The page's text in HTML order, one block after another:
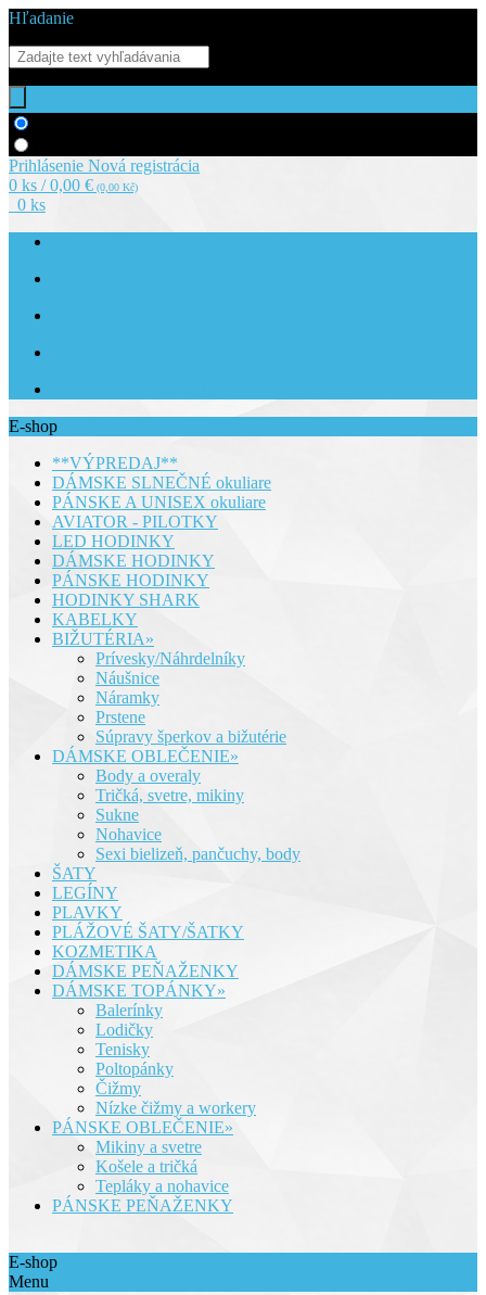
Hľadanie
Prihlásenie Nová registrácia
0 ks / 0,00 € (0,00 Kč)
0 ks
E-shop
**VÝPREDAJ**
DÁMSKE SLNEČNÉ okuliare
PÁNSKE A UNISEX okuliare
AVIATOR - PILOTKY
LED HODINKY
DÁMSKE HODINKY
PÁNSKE HODINKY
HODINKY SHARK
KABELKY
BIŽUTÉRIA»
Prívesky/Náhrdelníky
Náušnice
Náramky
Prstene
Súpravy šperkov a bižutérie
DÁMSKE OBLEČENIE»
Body a overaly
Tričká, svetre, mikiny
Sukne
Nohavice
Sexi bielizeň, pančuchy, body
ŠATY
LEGÍNY
PLAVKY
PLÁŽOVÉ ŠATY/ŠATKY
KOZMETIKA
DÁMSKE PEŇAŽENKY
DÁMSKE TOPÁNKY»
Balerínky
Lodičky
Tenisky
Poltopánky
Čižmy
Nízke čižmy a workery
PÁNSKE OBLEČENIE»
Mikiny a svetre
Košele a tričká
Tepláky a nohavice
PÁNSKE PEŇAŽENKY
E-shop
Menu